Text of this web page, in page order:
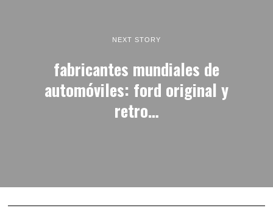
NEXT STORY
fabricantes mundiales de
automóviles: ford original y
retro…